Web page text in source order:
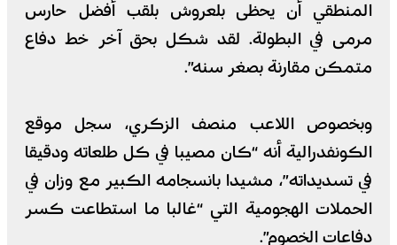
المنطقي أن يحظى بلعروش بلقب أفضل حارس
مرمى في البطولة. لقد شكل بحق آخر خط دفاع
متمكن مقارنة بصغر سنه”.
وبخصوص اللاعب منصف الزكري، سجل موقع
الكونفدرالية أنه “كان مصيبا في كل طلعاته ودقيقا
في تسديداته”، مشيدا بانسجامه الكبير مع وزان في
الحملات الهجومية التي “غالبا ما استطاعت كسر
دفاعات الخصوم”.